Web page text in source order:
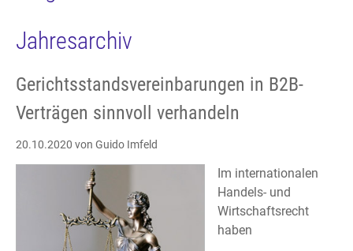
Jahresarchiv
Gerichtsstandsvereinbarungen in B2B-
Verträgen sinnvoll verhandeln
20.10.2020 von Guido Imfeld
Im internationalen
Handels- und
Wirtschaftsrecht
haben